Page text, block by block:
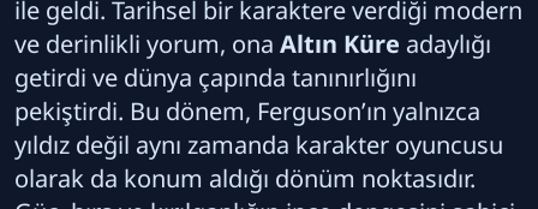
ile geldi. Tarihsel bir karaktere verdiği modern
ve derinlikli yorum, ona Altın Küre adaylığı
getirdi ve dünya çapında tanınırlığını
pekiştirdi. Bu dönem, Ferguson’ın yalnızca
yıldız değil aynı zamanda karakter oyuncusu
olarak da konum aldığı dönüm noktasıdır.